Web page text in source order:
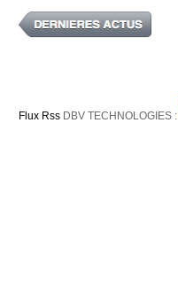
Flux Rss DBV TECHNOLOGIES :